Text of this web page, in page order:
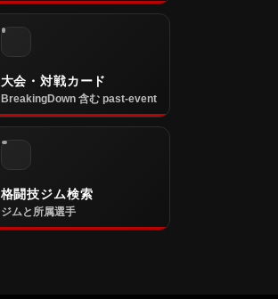
大会・対戦カード
BreakingDown 含む past-event
格闘技ジム検索
ジムと所属選手